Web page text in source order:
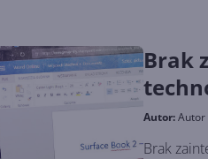
Brak
Autor:Autor
Brak